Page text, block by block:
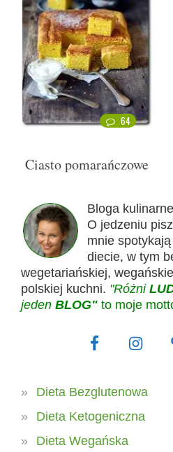
64
Ciasto pomarańczowe
Bloga
O jedzeniu
mnie
diecie, w tym
wegetariańskiej,
polskiej kuchni. "Różni
jeden BLOG" to moje
Dieta Bezglutenowa
Dieta Ketogeniczna
Dieta Wegańska